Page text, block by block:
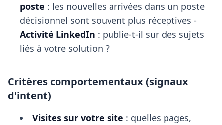
poste : les nouvelles arrivées dans un poste
décisionnel sont souvent plus réceptives -
Activité LinkedIn : publie-t-il sur des sujets
liés à votre solution ?
Critères comportementaux (signaux
d'intent)
Visites sur votre site : quelles pages,